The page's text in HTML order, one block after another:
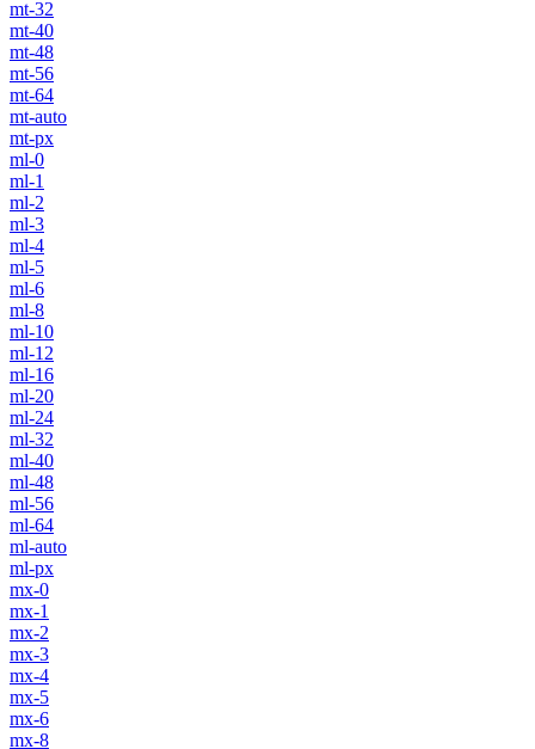
mt-32
mt-40
mt-48
mt-56
mt-64
mt-auto
mt-px
ml-0
ml-1
ml-2
ml-3
ml-4
ml-5
ml-6
ml-8
ml-10
ml-12
ml-16
ml-20
ml-24
ml-32
ml-40
ml-48
ml-56
ml-64
ml-auto
ml-px
mx-0
mx-1
mx-2
mx-3
mx-4
mx-5
mx-6
mx-8